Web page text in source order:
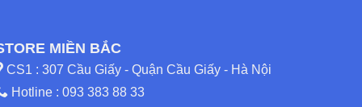
MIỀN BẮC
CS1 : 307 Cầu Giấy - Quận Cầu Giấy - Hà Nội
Hotline :093 383 88 33